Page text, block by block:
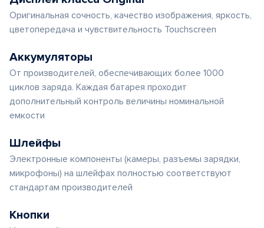
Оригинальная сочность, качество изображения, яркость,
цветопередача и чувствительность Touchscreen
Аккумуляторы
От производителей, обеспечивающих более 1000
циклов заряда. Каждая батарея проходит
дополнительный контроль величины номинальной
емкости
Шлейфы
Электронные компоненты (камеры, разъемы зарядки,
микрофоны) на шлейфах полностью соответствуют
стандартам производителей
Кнопки